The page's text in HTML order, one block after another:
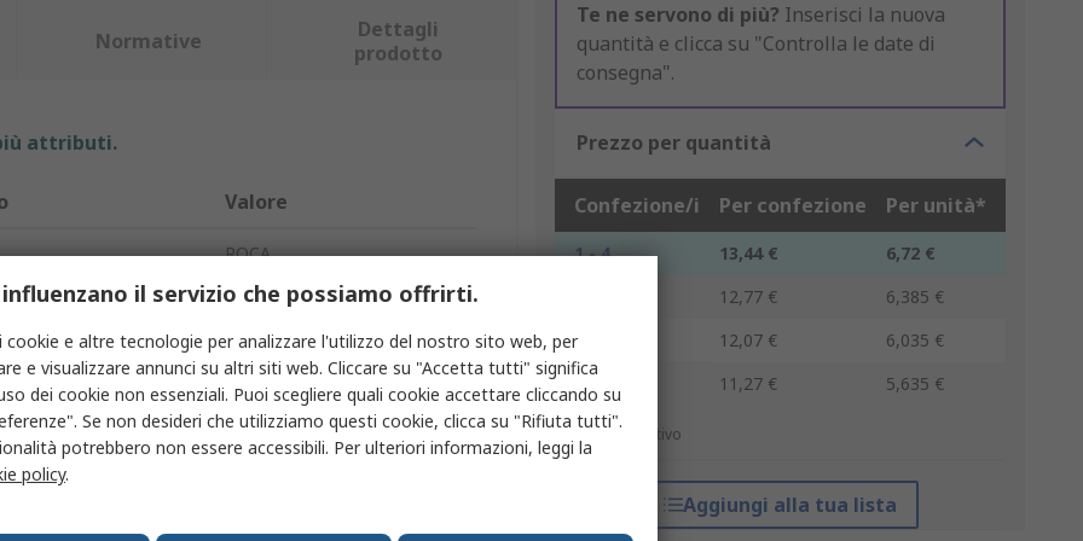
Te ne servono di più? Inserisci la nuova
quantità e clicca su "Controlla le date di
consegna".
Prezzo per quantità
Confezione/i Per confezione Per unità*
1 - 4 13,44 €
6,72 €
12,77 €
6,385 €
10 - 29
12,07 €
6,035 €
30 +
11,27 € 5,635 €
*prezzo indicativo
Aggiungi alla tua lista
Normative
Dettagli
prodotto
attributi.
Valore
ROCA
Acciaio inossidabile
Blocco a levetta
Lucidato
Sì
il servizio che possiamo offrirti.
cookie e altre tecnologie per analizzare l'utilizzo del nostro sito web, per
e visualizzare annunci su altri siti web. Cliccare su "Accetta tutti" significa
dei cookie non essenziali. Puoi scegliere quali cookie accettare cliccando su
Se non desideri che utilizziamo questi cookie, clicca su "Rifiuta tutti".
potrebbero non essere accessibili. Per ulteriori informazioni, leggi la
policy.